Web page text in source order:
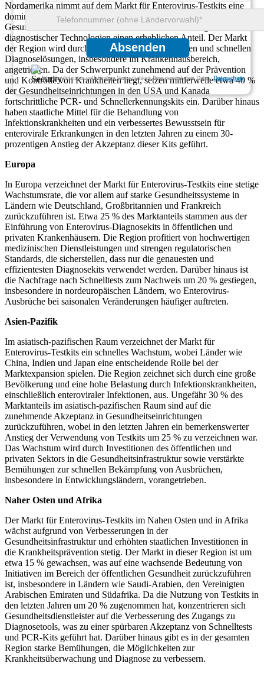
Absenden
Wir gewährleisten vollständige Vertraulichkeit Ihrer persönlichen Daten.Datenschutz
Nordamerika nimmt auf dem Markt für Enterovirus-Testkits eine
dominierende Stellung ein und hat aufgrund der fortschrittlichen
Gesundheitsinfrastruktur und der schnellen Einführung
diagnostischer Technologien einen erheblichen Anteil. Der Markt
der Region wird durch die Nachfrage nach genauen und schnellen
Diagnoselösungen, insbesondere im Krankenhausbereich,
angetrieben. Da der Schwerpunkt zunehmend auf der Prävention
und Kontrolle von Krankheiten liegt, setzen mittlerweile etwa 40 %
der Gesundheitseinrichtungen in den USA und Kanada
fortschrittliche PCR- und Schnellerkennungskits ein. Darüber hinaus
haben staatliche Mittel für die Behandlung von
Infektionskrankheiten und ein verbessertes Bewusstsein für
enterovirale Erkrankungen in den letzten Jahren zu einem 30-
prozentigen Anstieg der Akzeptanz dieser Kits geführt.
Europa
In Europa verzeichnet der Markt für Enterovirus-Testkits eine stetige
Wachstumsrate, die vor allem auf starke Gesundheitssysteme in
Ländern wie Deutschland, Großbritannien und Frankreich
zurückzuführen ist. Etwa 25 % des Marktanteils stammen aus der
Einführung von Enterovirus-Diagnosekits in öffentlichen und
privaten Krankenhäusern. Die Region profitiert von hochwertigen
medizinischen Dienstleistungen und strengen regulatorischen
Standards, die sicherstellen, dass nur die genauesten und
effizientesten Diagnosekits verwendet werden. Darüber hinaus ist
die Nachfrage nach Schnelltests zum Nachweis um 20 % gestiegen,
insbesondere in nordeuropäischen Ländern, wo Enterovirus-
Ausbrüche bei saisonalen Veränderungen häufiger auftreten.
Asien-Pazifik
Im asiatisch-pazifischen Raum verzeichnet der Markt für
Enterovirus-Testkits ein schnelles Wachstum, wobei Länder wie
China, Indien und Japan eine entscheidende Rolle bei der
Marktexpansion spielen. Die Region zeichnet sich durch eine große
Bevölkerung und eine hohe Belastung durch Infektionskrankheiten,
einschließlich enteroviraler Infektionen, aus. Ungefähr 30 % des
Marktanteils im asiatisch-pazifischen Raum sind auf die
zunehmende Akzeptanz in Gesundheitseinrichtungen
zurückzuführen, wobei in den letzten Jahren ein bemerkenswerter
Anstieg der Verwendung von Testkits um 25 % zu verzeichnen war.
Das Wachstum wird durch Investitionen des öffentlichen und
privaten Sektors in die Gesundheitsinfrastruktur sowie verstärkte
Bemühungen zur schnellen Bekämpfung von Ausbrüchen,
insbesondere in Entwicklungsländern, vorangetrieben.
Naher Osten und Afrika
Der Markt für Enterovirus-Testkits im Nahen Osten und in Afrika
wächst aufgrund von Verbesserungen in der
Gesundheitsinfrastruktur und erhöhten staatlichen Investitionen in
die Krankheitsprävention stetig. Der Markt in dieser Region ist um
etwa 15 % gewachsen, was auf eine wachsende Bedeutung von
Initiativen im Bereich der öffentlichen Gesundheit zurückzuführen
ist, insbesondere in Ländern wie Saudi-Arabien, den Vereinigten
Arabischen Emiraten und Südafrika. Da die Nutzung von Testkits in
den letzten Jahren um 20 % zugenommen hat, konzentrieren sich
Gesundheitsdienstleister auf die Verbesserung des Zugangs zu
Diagnosetools, was zu einer spürbaren Akzeptanz von Schnelltests
und PCR-Kits geführt hat. Darüber hinaus gibt es in der gesamten
Region starke Bemühungen, die Möglichkeiten zur
Krankheitsüberwachung und Diagnose zu verbessern.